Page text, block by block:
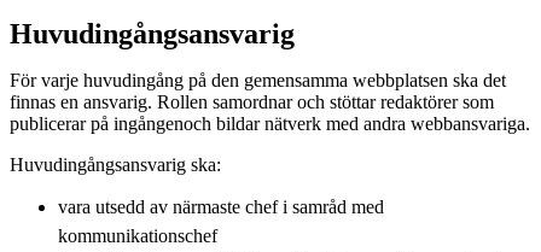
Huvudingångsansvarig
För varje huvudingång på den gemensamma webbplatsen ska det
finnas en ansvarig. Rollen samordnar och stöttar redaktörer som
publicerar på ingångenoch bildar nätverk med andra webbansvariga.
Huvudingångsansvarig ska:
vara utsedd av närmaste chef i samråd med
kommunikationschef